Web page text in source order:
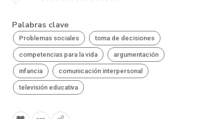
Palabras clave
Problemas sociales toma de decisiones
competencias para la vida argumentación
infancia comunicación interpersonal
televisión educativa